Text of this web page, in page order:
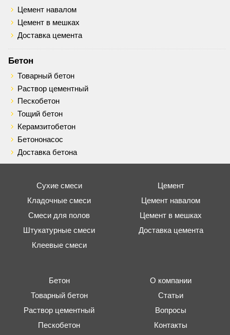
Цемент навалом
Цемент в мешках
Доставка цемента
Бетон
Товарный бетон
Раствор цементный
Пескобетон
Тощий бетон
Керамзитобетон
Бетононасос
Доставка бетона
Сухие смеси
Кладочные смеси
Смеси для полов
Штукатурные смеси
Клеевые смеси
Цемент
Цемент навалом
Цемент в мешках
Доставка цемента
Бетон
Товарный бетон
Раствор цементный
Пескобетон
О компании
Статьи
Вопросы
Контакты